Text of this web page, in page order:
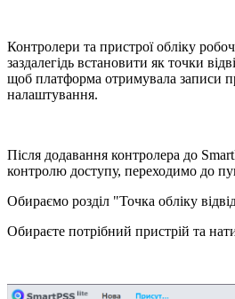
Контролери та пристрої обліку
заздалегідь встановити як точки
щоб платформа отримувала записи
налаштування.
Після додавання контролера до
контролю доступу, переходимо до
Обираємо розділ "Точка обліку
Обираєте потрібний пристрій та